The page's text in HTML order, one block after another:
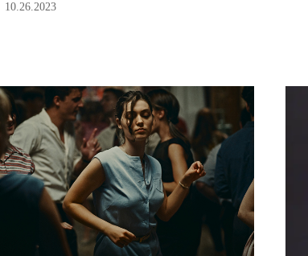
10.26.2023